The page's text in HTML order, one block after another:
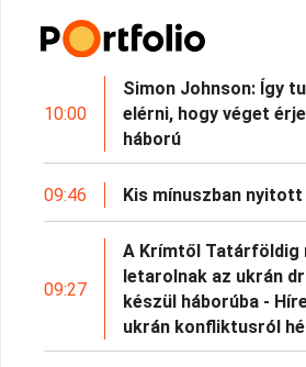
10:00
Simon Johnson: Így
elérni, hogy véget
háború
09:46 Kis mínuszban
09:27
A Krímtől Tatárföldig
letarolnak az ukrán
készül háborúba -
ukrán konfliktusról